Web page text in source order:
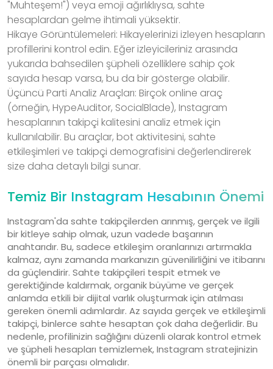
"Muhteşem!") veya emoji ağırlıklıysa, sahte
hesaplardan gelme ihtimali yüksektir.
Hikaye Görüntülemeleri: Hikayelerinizi izleyen hesapların
profillerini kontrol edin. Eğer izleyicileriniz arasında
yukarıda bahsedilen şüpheli özelliklere sahip çok
sayıda hesap varsa, bu da bir gösterge olabilir.
Üçüncü Parti Analiz Araçları: Birçok online araç
(örneğin, HypeAuditor, SocialBlade), Instagram
hesaplarının takipçi kalitesini analiz etmek için
kullanılabilir. Bu araçlar, bot aktivitesini, sahte
etkileşimleri ve takipçi demografisini değerlendirerek
size daha detaylı bilgi sunar.
Temiz Bir Instagram Hesabının Önemi
Instagram'da sahte takipçilerden arınmış, gerçek ve ilgili
bir kitleye sahip olmak, uzun vadede başarının
anahtarıdır. Bu, sadece etkileşim oranlarınızı artırmakla
kalmaz, aynı zamanda markanızın güvenilirliğini ve itibarını
da güçlendirir. Sahte takipçileri tespit etmek ve
gerektiğinde kaldırmak, organik büyüme ve gerçek
anlamda etkili bir dijital varlık oluşturmak için atılması
gereken önemli adımlardır. Az sayıda gerçek ve etkileşimli
takipçi, binlerce sahte hesaptan çok daha değerlidir. Bu
nedenle, profilinizin sağlığını düzenli olarak kontrol etmek
ve şüpheli hesapları temizlemek, Instagram stratejinizin
önemli bir parçası olmalıdır.